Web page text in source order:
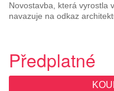
Novostavba, která vyrostla
navazuje na odkaz
Předplatné